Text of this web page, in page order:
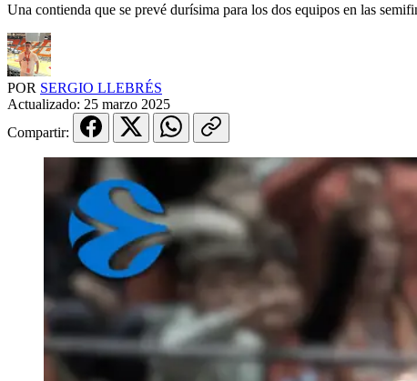
Una contienda que se prevé durísima para los dos equipos en las
POR SERGIO LLEBRÉS
Actualizado: 25 marzo 2025
Compartir: